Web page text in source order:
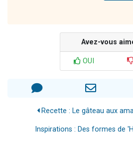
Avez-vous
OUI
Recette : Le gâteau aux
Inspirations : Des formes de